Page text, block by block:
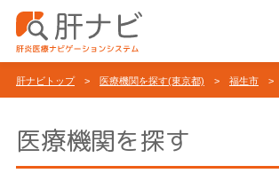
肝ナビトップ> 医療機関を探す(東京都) > 福生市 >
医療機関を探す